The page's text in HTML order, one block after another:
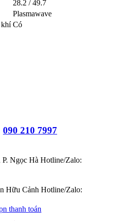
28.2 / 49.7
Plasmawave
khí Có
090 210 7997
Ngọc Hà Hotline/Zalo:
Hữu Cảnh Hotline/Zalo:
thanh toán